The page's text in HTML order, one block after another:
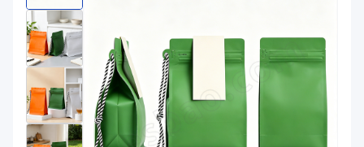
221330
商品分类
产品特性
支持定制
产品特性
支持定制
商品图片